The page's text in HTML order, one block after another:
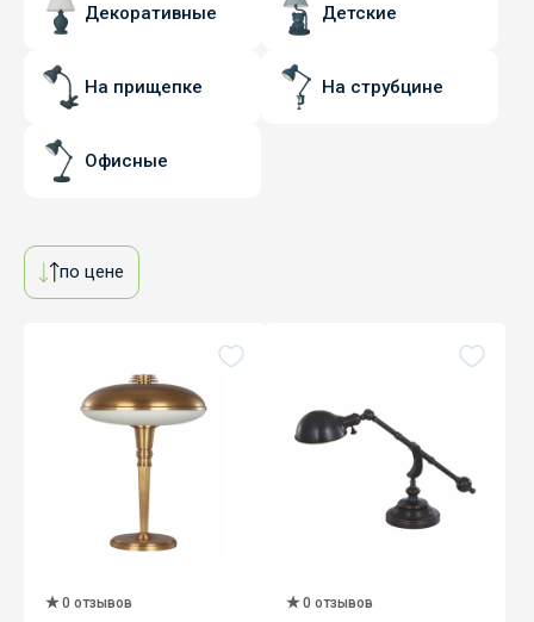
Декоративные Детские
На прищепке На струбцине
Офисные
по цене
0 отзывов 0 отзывов